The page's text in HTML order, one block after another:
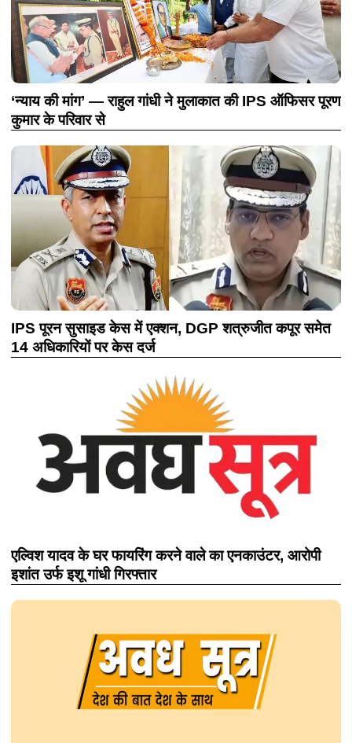
‘न्याय की मांग’ — राहुल गांधी ने मुलाकात की IPS ऑफिसर पूरण
कुमार के परिवार से
IPS पूरन सुसाइड केस में एक्शन, DGP शत्रुजीत कपूर समेत
14 अधिकारियों पर केस दर्ज
एल्विश यादव के घर फायरिंग करने वाले का एनकाउंटर, आरोपी
इशांत उर्फ इशू गांधी गिरफ्तार